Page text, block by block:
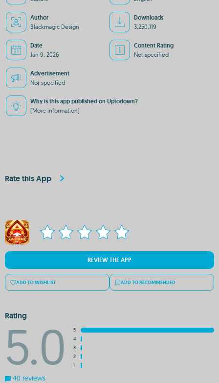
Author
Blackmagic Design
Downloads
3,250,119
Date
Jan 9, 2026
Content Rating
Not specified
Advertisement
Not specified
Why is this app published on Uptodown?
(More information)
Rate this App
REVIEW THE APP
ADD TO WISHLIST ADD TO RECOMMENDED
Rating
5.0
5
4
3
2
1
40 reviews